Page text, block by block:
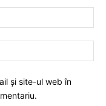
și site-ul web în